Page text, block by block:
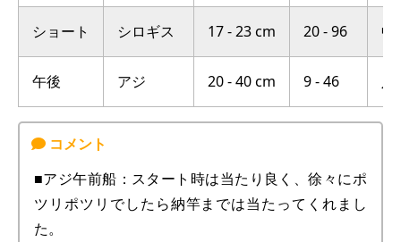
ショート シロギス 17 - 23 cm 20 - 96 中
午後 アジ 20 - 40 cm 9 - 46
■アジ午前船：スタート時は当たり良く、徐々にポ
ツリポツリでしたら納竿までは当たってくれまし
た。